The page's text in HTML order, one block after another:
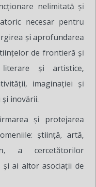
nelimitată şi
necesar pentru
şi aprofundarea
de frontieră şi
şi artistice,
imaginaţiei şi
inovării.
şi protejarea
ştiinţă, artă,
a cercetătorilor
ai altor asociaţii de